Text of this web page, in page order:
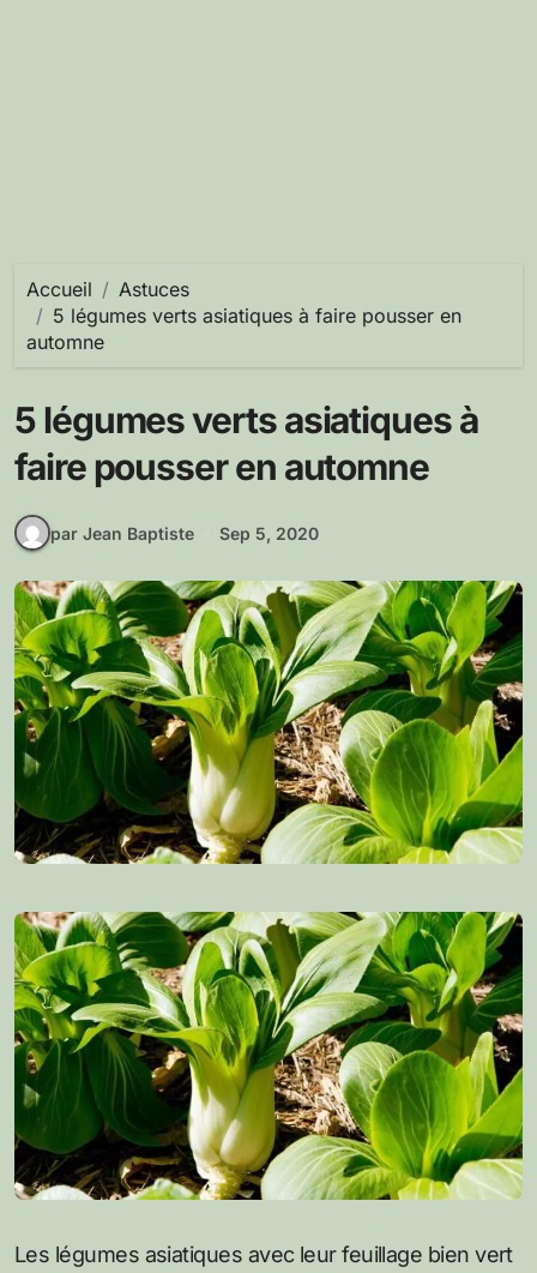
Accueil
Astuces
5 légumes verts asiatiques à faire pousser en
automne
5 légumes verts asiatiques à
faire pousser en automne
par Jean Baptiste Sep 5, 2020
Les légumes asiatiques avec leur feuillage bien vert